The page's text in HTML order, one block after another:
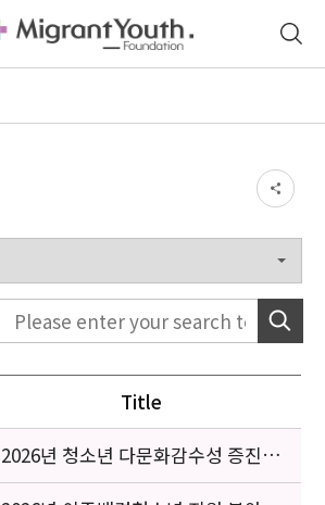
Title
2026년 청소년 다문화감수성 증진
프로그램 「다가감」신청기관 안내